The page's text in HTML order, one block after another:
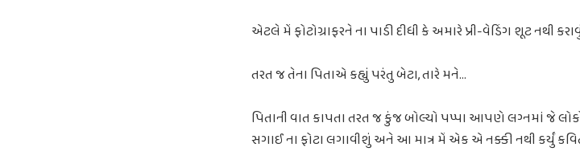
એટલે મેં ફોટોગ્રાફરને ના પાડી દીધી કે અમારે પ્રી-વેડિંગ શૂટ નથી
તરત જ તેના પિતાએ કહ્યું પરંતુ બેટા, તારે મને…
પિતાની વાત કાપતા તરત જ કુંજ બોલ્યો પપ્પા આપણે લગ્નમાં જે
સગાઈ ના ફોટા લગાવીશું અને આ માત્ર મેં એક એ નક્કી નથી કર્યું